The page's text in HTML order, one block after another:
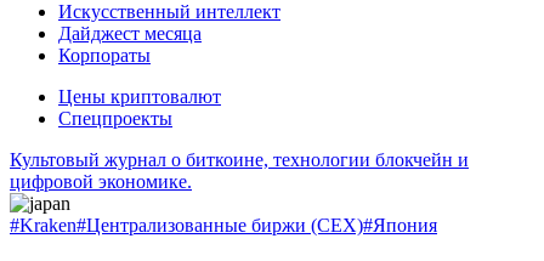
Искусственный интеллект
Дайджест месяца
Корпораты
Цены криптовалют
Спецпроекты
Культовый журнал о биткоине, технологии блокчейн и
цифровой экономике.
#Kraken#Централизованные биржи (CEX)#Япония